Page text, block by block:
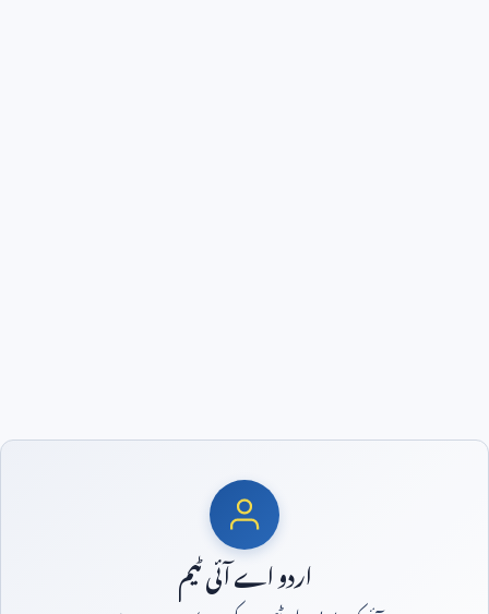
اردو اے آئی ٹیم